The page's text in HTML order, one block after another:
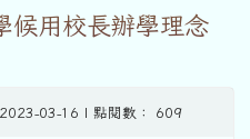
候用校長辦學理念
03-16 | 點閱數： 609